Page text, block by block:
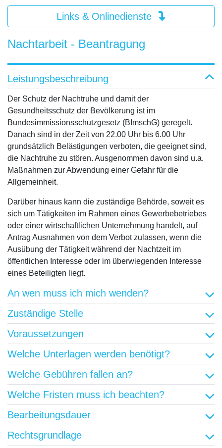
Links & Onlinedienste
Nachtarbeit - Beantragung
Leistungsbeschreibung
Der Schutz der Nachtruhe und damit der
Gesundheitsschutz der Bevölkerung ist im
Bundesimmissionsschutzgesetz (BImschG) geregelt.
Danach sind in der Zeit von 22.00 Uhr bis 6.00 Uhr
grundsätzlich Belästigungen verboten, die geeignet sind,
die Nachtruhe zu stören. Ausgenommen davon sind u.a.
Maßnahmen zur Abwendung einer Gefahr für die
Allgemeinheit.
Darüber hinaus kann die zuständige Behörde, soweit es
sich um Tätigkeiten im Rahmen eines Gewerbebetriebes
oder einer wirtschaftlichen Unternehmung handelt, auf
Antrag Ausnahmen von dem Verbot zulassen, wenn die
Ausübung der Tätigkeit während der Nachtzeit im
öffentlichen Interesse oder im überwiegenden Interesse
eines Beteiligten liegt.
An wen muss ich mich wenden?
Zuständige Stelle
Voraussetzungen
Welche Unterlagen werden benötigt?
Welche Gebühren fallen an?
Welche Fristen muss ich beachten?
Bearbeitungsdauer
Rechtsgrundlage